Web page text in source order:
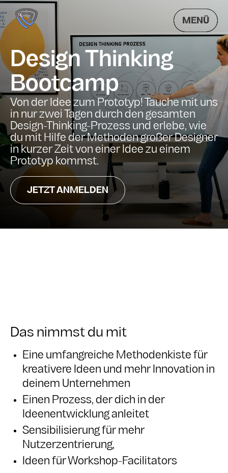
MENÜ
Design Thinking
Bootcamp
Von der Idee zum Prototyp! Tauche mit uns
in nur zwei Tagen durch den gesamten
Design-Thinking-Prozess und erlebe, wie
du mit Hilfe der Methoden großer Designer
in kurzer Zeit von einer Idee zu einem
Prototyp kommst.
JETZT ANMELDEN
Das nimmst du mit
Eine umfangreiche Methodenkiste für
kreativere Ideen und mehr Innovation in
deinem Unternehmen
Einen Prozess, der dich in der
Ideenentwicklung anleitet
Sensibilisierung für mehr
Nutzerzentrierung,
Ideen für Workshop-Facilitators